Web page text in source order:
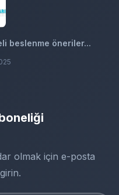
beslenme öneriler...
olmak için e-posta